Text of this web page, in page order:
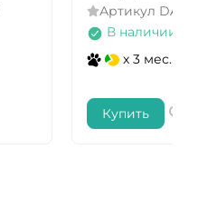
Артикул
В наличии
x 3 мес.
Купить